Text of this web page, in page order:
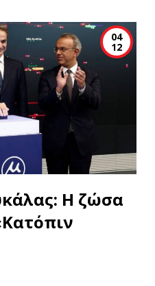
04
12
Η ζώσα